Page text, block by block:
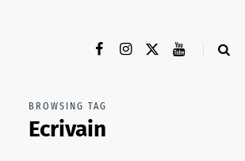
BROWSING TAG
Ecrivain